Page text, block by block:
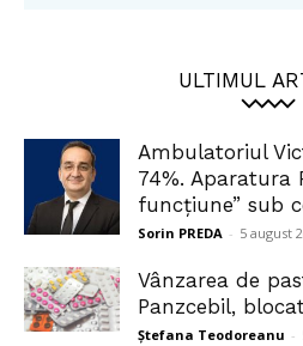
ULTIMUL
Ambulatoriul
74%. Aparatura
funcțiune” sub
Sorin PREDA - 5 august
Vânzarea de
Panzcebil,
Ștefana Teodoreanu -